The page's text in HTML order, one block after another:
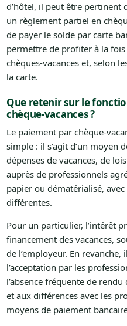
d’hôtel, il peut être pertinent
un règlement partiel en
de payer le solde par carte
permettre de profiter à la fois
chèques-vacances et, selon
la carte.
Que retenir sur le
chèque-vacances ?
Le paiement par chèque-
simple : il s’agit d’un moyen
dépenses de vacances, de
auprès de professionnels
papier ou dématérialisé,
différentes.
Pour un particulier, l’intérêt
financement des vacances,
de l’employeur. En
l’acceptation par les
l’absence fréquente de
et aux différences avec les
moyens de paiement